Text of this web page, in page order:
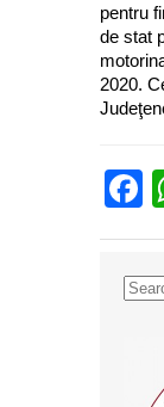
pentru
de stat
2020.